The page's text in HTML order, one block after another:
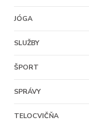
JÓGA
SLUŽBY
ŠPORT
SPRÁVY
TELOCVIČŇA